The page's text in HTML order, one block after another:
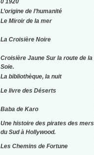
0 1920
L’origine de l’humanité
Le Miroir de la mer
La Croisière Noire
Croisière Jaune Sur la route de la
Soie.
La bibliothèque, la nuit
Le livre des Déserts
Baba de Karo
Une histoire des pirates des mers
du Sud à Hollywood.
Les Chemins de Fortune